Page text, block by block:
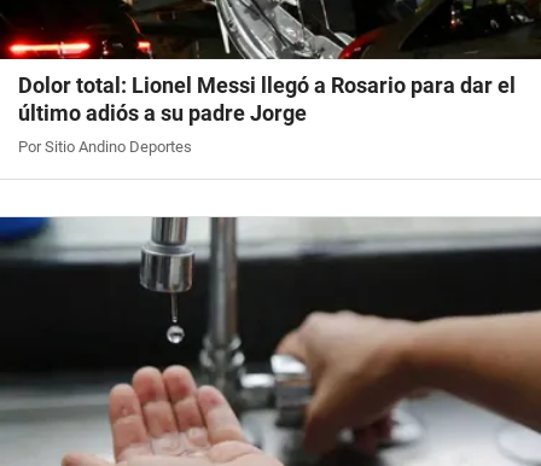
Dolor total: Lionel Messi llegó a Rosario para dar el
último adiós a su padre Jorge
Por Sitio Andino Deportes